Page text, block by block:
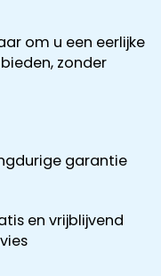
om u een eerlijke
zonder
garantie
en vrijblijvend